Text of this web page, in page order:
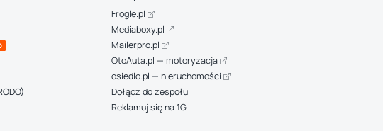
Frogle.pl
Mediaboxy.pl
Mailerpro.pl
OtoAuta.pl — motoryzacja
osiedlo.pl — nieruchomości
Dołącz do zespołu
Reklamuj się na 1G